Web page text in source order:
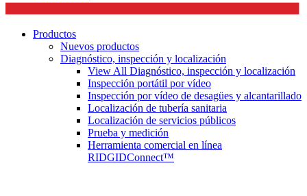
Productos
Nuevos productos
Diagnóstico, inspección y localización
View All Diagnóstico, inspección y localización
Inspección portátil por vídeo
Inspección por vídeo de desagües y alcantarillado
Localización de tubería sanitaria
Localización de servicios públicos
Prueba y medición
Herramienta comercial en línea
RIDGIDConnect™